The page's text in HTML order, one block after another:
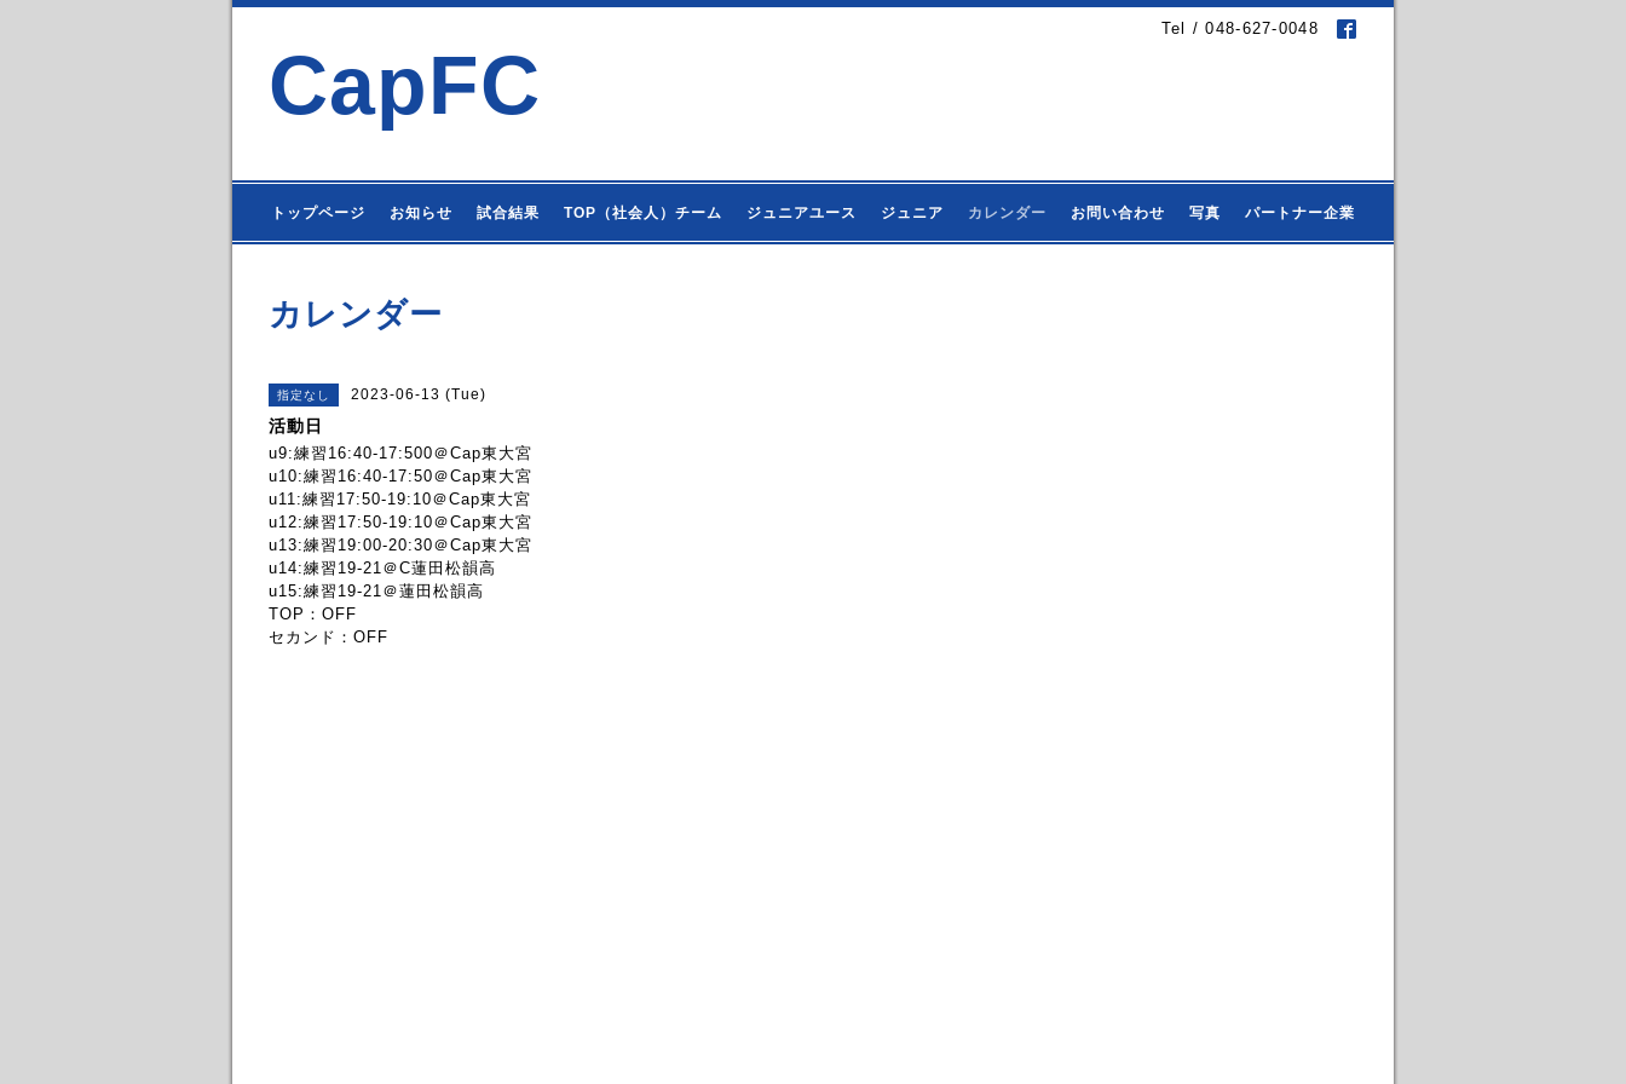
Tel / 048-627-0048
CapFC
トップページ お知らせ 試合結果 TOP（社会人）チーム ジュニアユース ジュニア カレンダー お問い合わせ 写真 パートナー企業
カレンダー
指定なし 2023-06-13 (Tue)
活動日
u9:練習16:40-17:500＠Cap東大宮
u10:練習16:40-17:50＠Cap東大宮
u11:練習17:50-19:10＠Cap東大宮
u12:練習17:50-19:10＠Cap東大宮
u13:練習19:00-20:30＠Cap東大宮
u14:練習19-21＠C蓮田松韻高
u15:練習19-21＠蓮田松韻高
TOP：OFF
セカンド：OFF